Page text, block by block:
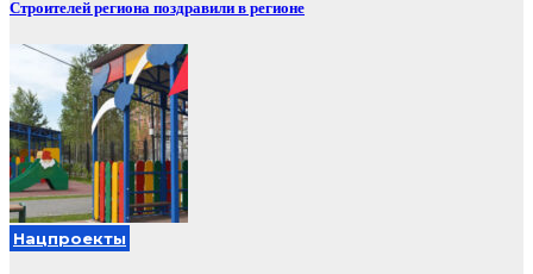
Строителей региона поздравили в регионе
Нацпроекты